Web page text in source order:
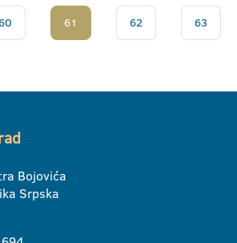
61 62 63
Bojovića
Srpska